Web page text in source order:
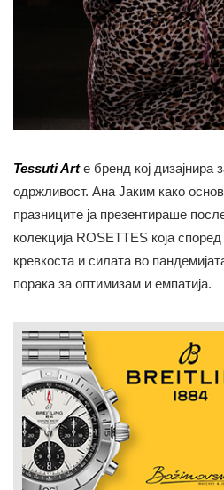
Tessuti Art е бренд кој дизајнира
одржливост. Ана Јаким како
празниците ја презентираше
колекција ROSETTES која
кревкоста и силата во
порака за оптимизам и емпатија.